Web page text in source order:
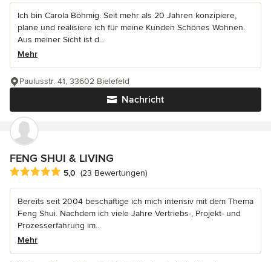
Ich bin Carola Böhmig. Seit mehr als 20 Jahren konzipiere,
plane und realisiere ich für meine Kunden Schönes Wohnen.
Aus meiner Sicht ist d...
Mehr
Nachricht
Paulusstr. 41, 33602 Bielefeld
FENG SHUI & LIVING
Durchschnittliche Bewertung: 5 von 5 Sternen
5,0 (23 Bewertungen)
Bereits seit 2004 beschäftige ich mich intensiv mit dem Thema
Feng Shui. Nachdem ich viele Jahre Vertriebs-, Projekt- und
Prozesserfahrung im...
Mehr